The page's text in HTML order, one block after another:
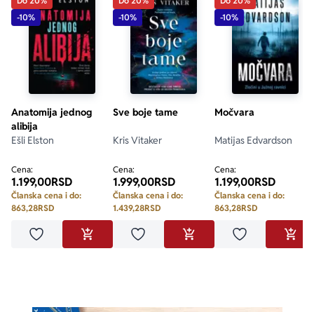
-10%
Anatomija jednog
alibija
Ešli Elston
Cena:
1.199,00RSD
Članska cena i do:
863,28RSD
Dodaj u omiljeneDODAJ U KORPU
-10%
Sve boje tame
Kris Vitaker
Cena:
1.999,00RSD
Članska cena i do:
1.439,28RSD
Dodaj u omiljeneDODAJ U KORPU
-10%
Močvara
Matijas Edvardson
Cena:
1.199,00RSD
Članska cena i do:
863,28RSD
Dodaj u